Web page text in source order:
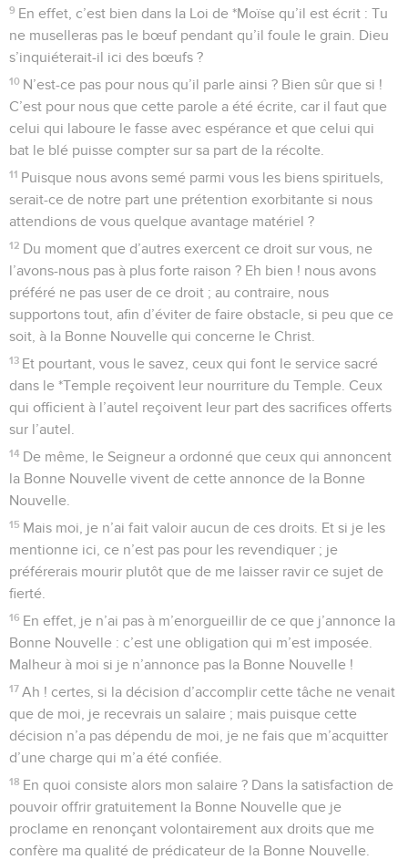
9 En effet, c’est bien dans la Loi de *Moïse qu’il est écrit : Tu
ne muselleras pas le bœuf pendant qu’il foule le grain. Dieu
s’inquiéterait-il ici des bœufs ?
10 N’est-ce pas pour nous qu’il parle ainsi ? Bien sûr que si !
C’est pour nous que cette parole a été écrite, car il faut que
celui qui laboure le fasse avec espérance et que celui qui
bat le blé puisse compter sur sa part de la récolte.
11 Puisque nous avons semé parmi vous les biens spirituels,
serait-ce de notre part une prétention exorbitante si nous
attendions de vous quelque avantage matériel ?
12 Du moment que d’autres exercent ce droit sur vous, ne
l’avons-nous pas à plus forte raison ? Eh bien ! nous avons
préféré ne pas user de ce droit ; au contraire, nous
supportons tout, afin d’éviter de faire obstacle, si peu que ce
soit, à la Bonne Nouvelle qui concerne le Christ.
13 Et pourtant, vous le savez, ceux qui font le service sacré
dans le *Temple reçoivent leur nourriture du Temple. Ceux
qui officient à l’autel reçoivent leur part des sacrifices offerts
sur l’autel.
14 De même, le Seigneur a ordonné que ceux qui annoncent
la Bonne Nouvelle vivent de cette annonce de la Bonne
Nouvelle.
15 Mais moi, je n’ai fait valoir aucun de ces droits. Et si je les
mentionne ici, ce n’est pas pour les revendiquer ; je
préférerais mourir plutôt que de me laisser ravir ce sujet de
fierté.
16 En effet, je n’ai pas à m’enorgueillir de ce que j’annonce la
Bonne Nouvelle : c’est une obligation qui m’est imposée.
Malheur à moi si je n’annonce pas la Bonne Nouvelle !
17 Ah ! certes, si la décision d’accomplir cette tâche ne venait
que de moi, je recevrais un salaire ; mais puisque cette
décision n’a pas dépendu de moi, je ne fais que m’acquitter
d’une charge qui m’a été confiée.
18 En quoi consiste alors mon salaire ? Dans la satisfaction de
pouvoir offrir gratuitement la Bonne Nouvelle que je
proclame en renonçant volontairement aux droits que me
confère ma qualité de prédicateur de la Bonne Nouvelle.